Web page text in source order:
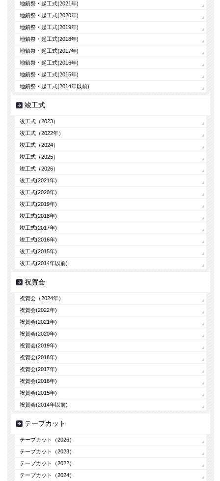
地鎮祭・起工式(2021年)
地鎮祭・起工式(2020年)
地鎮祭・起工式(2019年)
地鎮祭・起工式(2018年)
地鎮祭・起工式(2017年)
地鎮祭・起工式(2016年)
地鎮祭・起工式(2015年)
地鎮祭・起工式(2014年以前)
竣工式
竣工式（2023）
竣工式（2022年）
竣工式（2024）
竣工式（2025）
竣工式（2026）
竣工式(2021年)
竣工式(2020年)
竣工式(2019年)
竣工式(2018年)
竣工式(2017年)
竣工式(2016年)
竣工式(2015年)
竣工式(2014年以前)
祝賀会
祝賀会（2024年）
祝賀会(2022年)
祝賀会(2021年)
祝賀会(2020年)
祝賀会(2019年)
祝賀会(2018年)
祝賀会(2017年)
祝賀会(2016年)
祝賀会(2015年)
祝賀会(2014年以前)
テープカット
テープカット（2026）
テープカット（2023）
テープカット（2022）
テープカット（2024）